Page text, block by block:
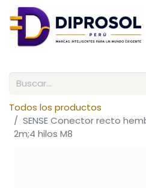
Todos los productos
SENSE Conector recto
2m;4 hilos M8